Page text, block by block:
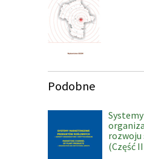
Podobne
(Część